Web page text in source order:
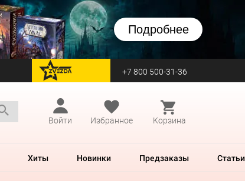
Подробнее
перейти на Zvezda +7 800 500-31-36
Войти
Избранное Корзина
Хиты Новинки Предзаказы Статьи